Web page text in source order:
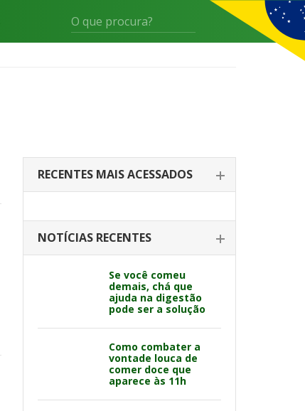
RECENTES MAIS ACESSADOS
NOTÍCIAS RECENTES
Se você comeu
demais, chá que
ajuda na digestão
pode ser a solução
Como combater a
vontade louca de
comer doce que
aparece às 11h